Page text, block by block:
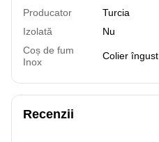
Producator
Turcia
Izolată
Nu
Coș de fum
Inox
Colier îngust
Recenzii